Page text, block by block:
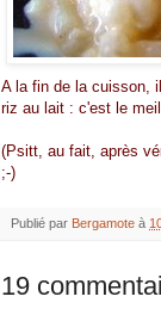
A la fin de la cuisson,
riz au lait : c'est le
(Psitt, au fait, après
;-)
Publié par Bergamote à
19